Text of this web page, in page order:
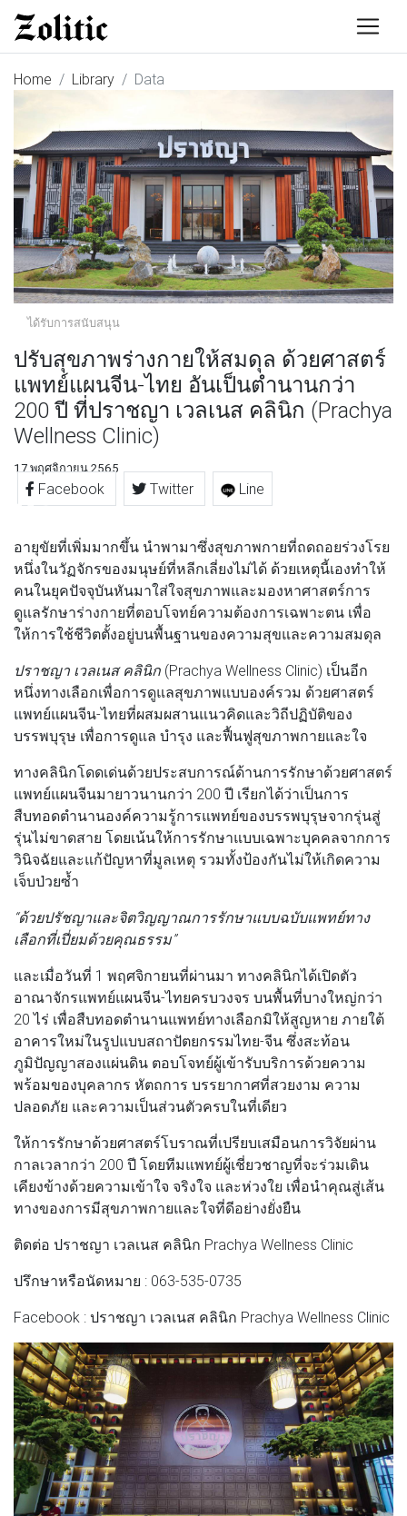
Home Library Data
ได้รับการสนับสนุน
ปรับสุขภาพร่างกายให้สมดุล ด้วยศาสตร์
แพทย์แผนจีน-ไทย อันเป็นตำนานกว่า
200 ปี ที่ปราชญา เวลเนส คลินิก (Prachya
Wellness Clinic)
17 พฤศจิกายน 2565
Facebook Twitter Line
อายุขัยที่เพิ่มมากขึ้น นำพามาซึ่งสุขภาพกายที่ถดถอยร่วงโรย
หนึ่งในวัฏจักรของมนุษย์ที่หลีกเลี่ยงไม่ได้ ด้วยเหตุนี้เองทำให้
คนในยุคปัจจุบันหันมาใส่ใจสุขภาพและมองหาศาสตร์การ
ดูแลรักษาร่างกายที่ตอบโจทย์ความต้องการเฉพาะตน เพื่อ
ให้การใช้ชีวิตตั้งอยู่บนพื้นฐานของความสุขและความสมดุล
ปราชญา เวลเนส คลินิก (Prachya Wellness Clinic) เป็นอีก
หนึ่งทางเลือกเพื่อการดูแลสุขภาพแบบองค์รวม ด้วยศาสตร์
แพทย์แผนจีน-ไทยที่ผสมผสานแนวคิดและวิถีปฏิบัติของ
บรรพบุรุษ เพื่อการดูแล บำรุง และฟื้นฟูสุขภาพกายและใจ
ทางคลินิกโดดเด่นด้วยประสบการณ์ด้านการรักษาด้วยศาสตร์
แพทย์แผนจีนมายาวนานกว่า 200 ปี เรียกได้ว่าเป็นการ
สืบทอดตำนานองค์ความรู้การแพทย์ของบรรพบุรุษจากรุ่นสู่
รุ่นไม่ขาดสาย โดยเน้นให้การรักษาแบบเฉพาะบุคคลจากการ
วินิจฉัยและแก้ปัญหาที่มูลเหตุ รวมทั้งป้องกันไม่ให้เกิดความ
เจ็บป่วยซ้ำ
“ด้วยปรัชญาและจิตวิญญาณการรักษาแบบฉบับแพทย์ทาง
เลือกที่เปี่ยมด้วยคุณธรรม”
และเมื่อวันที่ 1 พฤศจิกายนที่ผ่านมา ทางคลินิกได้เปิดตัว
อาณาจักรแพทย์แผนจีน-ไทยครบวงจร บนพื้นที่บางใหญ่กว่า
20 ไร่ เพื่อสืบทอดตำนานแพทย์ทางเลือกมิให้สูญหาย ภายใต้
อาคารใหม่ในรูปแบบสถาปัตยกรรมไทย-จีน ซึ่งสะท้อน
ภูมิปัญญาสองแผ่นดิน ตอบโจทย์ผู้เข้ารับบริการด้วยความ
พร้อมของบุคลากร หัตถการ บรรยากาศที่สวยงาม ความ
ปลอดภัย และความเป็นส่วนตัวครบในที่เดียว
ให้การรักษาด้วยศาสตร์โบราณที่เปรียบเสมือนการวิจัยผ่าน
กาลเวลากว่า 200 ปี โดยทีมแพทย์ผู้เชี่ยวชาญที่จะร่วมเดิน
เคียงข้างด้วยความเข้าใจ จริงใจ และห่วงใย เพื่อนำคุณสู่เส้น
ทางของการมีสุขภาพกายและใจที่ดีอย่างยั่งยืน
ติดต่อ ปราชญา เวลเนส คลินิก Prachya Wellness Clinic
ปรึกษาหรือนัดหมาย : 063-535-0735
Facebook : ปราชญา เวลเนส คลินิก Prachya Wellness Clinic